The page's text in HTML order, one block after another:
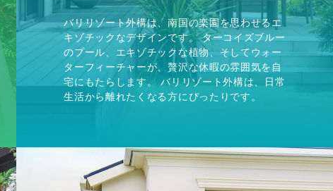
バリリゾート外構は、南国の楽園を思わせるエ
キゾチックなデザインです。 ターコイズブルー
のプール、エキゾチックな植物、そしてウォー
ターフィーチャーが、贅沢な休暇の雰囲気を自
宅にもたらします。 バリリゾート外構は、日常
生活から離れたくなる方にぴったりです。